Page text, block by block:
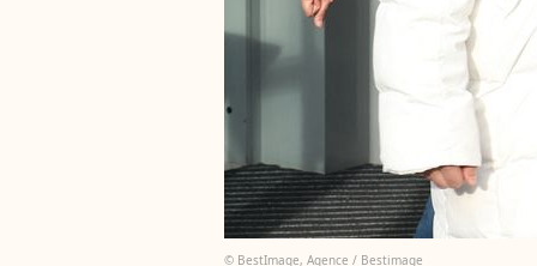
© BestImage, Agence / Bestimage